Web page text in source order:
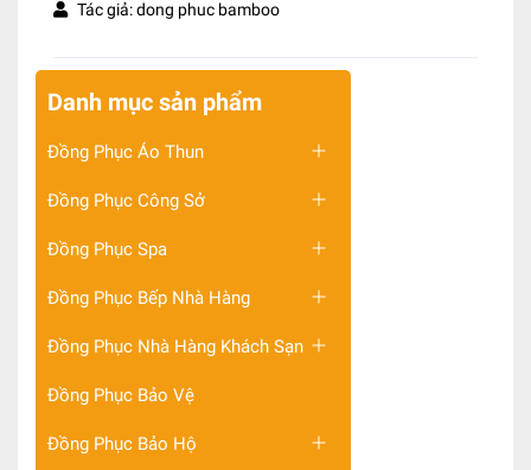
Tác giả: dong phuc bamboo
Danh mục sản phẩm
Đồng Phục Áo Thun
Đồng Phục Công Sở
Đồng Phục Spa
Đồng Phục Bếp Nhà Hàng
Đồng Phục Nhà Hàng Khách Sạn
Đồng Phục Bảo Vệ
Đồng Phục Bảo Hộ